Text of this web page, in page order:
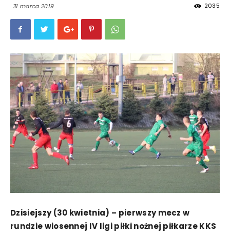
31 marca 2019 2035
Dzisiejszy (30 kwietnia) – pierwszy mecz w
rundzie wiosennej IV ligi piłki nożnej piłkarze KKS